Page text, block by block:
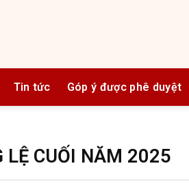
Tin tức Góp ý được phê duyệt
LỆ CUỐI NĂM 2025